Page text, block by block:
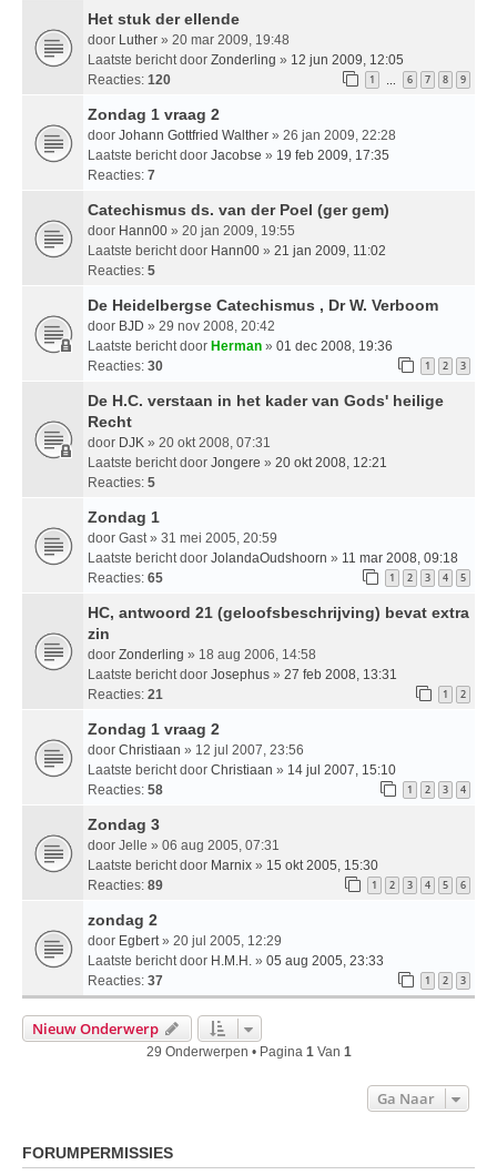
Het stuk der ellende
door Luther » 20 mar 2009, 19:48
Laatste bericht door Zonderling » 12 jun 2009, 12:05
Reacties: 120 1 … 6 7 8 9
Zondag 1 vraag 2
door Johann Gottfried Walther » 26 jan 2009, 22:28
Laatste bericht door Jacobse » 19 feb 2009, 17:35
Reacties: 7
Catechismus ds. van der Poel (ger gem)
door Hann00 » 20 jan 2009, 19:55
Laatste bericht door Hann00 » 21 jan 2009, 11:02
Reacties: 5
De Heidelbergse Catechismus , Dr W. Verboom
door BJD » 29 nov 2008, 20:42
Laatste bericht door Herman » 01 dec 2008, 19:36
Reacties: 30 1 2 3
De H.C. verstaan in het kader van Gods' heilige
Recht
door DJK » 20 okt 2008, 07:31
Laatste bericht door Jongere » 20 okt 2008, 12:21
Reacties: 5
Zondag 1
door Gast » 31 mei 2005, 20:59
Laatste bericht door JolandaOudshoorn » 11 mar 2008, 09:18
Reacties: 65 1 2 3 4 5
HC, antwoord 21 (geloofsbeschrijving) bevat extra
zin
door Zonderling » 18 aug 2006, 14:58
Laatste bericht door Josephus » 27 feb 2008, 13:31
Reacties: 21 1 2
Zondag 1 vraag 2
door Christiaan » 12 jul 2007, 23:56
Laatste bericht door Christiaan » 14 jul 2007, 15:10
Reacties: 58 1 2 3 4
Zondag 3
door Jelle » 06 aug 2005, 07:31
Laatste bericht door Marnix » 15 okt 2005, 15:30
Reacties: 89 1 2 3 4 5 6
zondag 2
door Egbert » 20 jul 2005, 12:29
Laatste bericht door H.M.H. » 05 aug 2005, 23:33
Reacties: 37 1 2 3
Nieuw Onderwerp
29 Onderwerpen • Pagina 1 Van 1
Ga Naar
FORUMPERMISSIES